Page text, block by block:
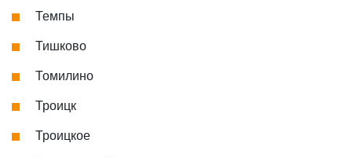
Темпы
Тишково
Томилино
Троицк
Троицкое